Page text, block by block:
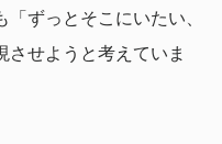
ずっとそこにいたい、
させようと考えていま